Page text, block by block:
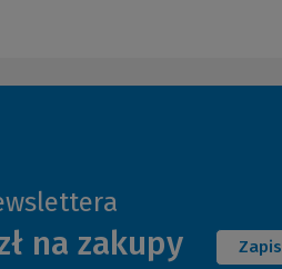
na zakupy